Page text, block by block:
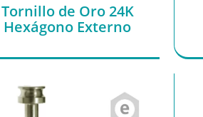
Tornillo de Oro 24K
Hexágono Externo